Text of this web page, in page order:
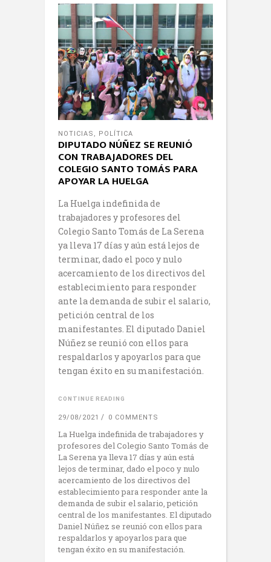
NOTICIAS , POLÍTICA
DIPUTADO NÚÑEZ SE REUNIÓ
CON TRABAJADORES DEL
COLEGIO SANTO TOMÁS PARA
APOYAR LA HUELGA
La Huelga indefinida de
trabajadores y profesores del
Colegio Santo Tomás de La Serena
ya lleva 17 días y aún está lejos de
terminar, dado el poco y nulo
acercamiento de los directivos del
establecimiento para responder
ante la demanda de subir el salario,
petición central de los
manifestantes. El diputado Daniel
Núñez se reunió con ellos para
respaldarlos y apoyarlos para que
tengan éxito en su manifestación.
CONTINUE READING
29/08/2021 0 COMMENTS
La Huelga indefinida de trabajadores y
profesores del Colegio Santo Tomás de
La Serena ya lleva 17 días y aún está
lejos de terminar, dado el poco y nulo
acercamiento de los directivos del
establecimiento para responder ante la
demanda de subir el salario, petición
central de los manifestantes. El diputado
Daniel Núñez se reunió con ellos para
respaldarlos y apoyarlos para que
tengan éxito en su manifestación.